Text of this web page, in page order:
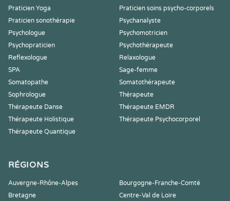
Praticien Yoga
Praticien soins psycho-corporels
Praticien sonothérapie
Psychanalyste
Psychologue
Psychomotricien
Psychopraticien
Psychothérapeute
Reflexologue
Relaxologue
SPA
Sage-femme
Somatopathe
Somatothérapeute
Sophrologue
Thérapeute
Thérapeute Danse
Thérapeute EMDR
Thérapeute Holistique
Thérapeute Psychocorporel
Thérapeute Quantique
RÉGIONS
Auvergne-Rhône-Alpes
Bourgogne-Franche-Comté
Bretagne
Centre-Val de Loire